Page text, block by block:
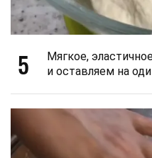
5
Мягкое,
и оставляем на